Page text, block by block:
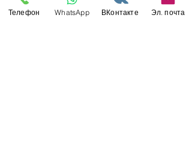
Телефон WhatsApp ВКонтакте Эл. почта